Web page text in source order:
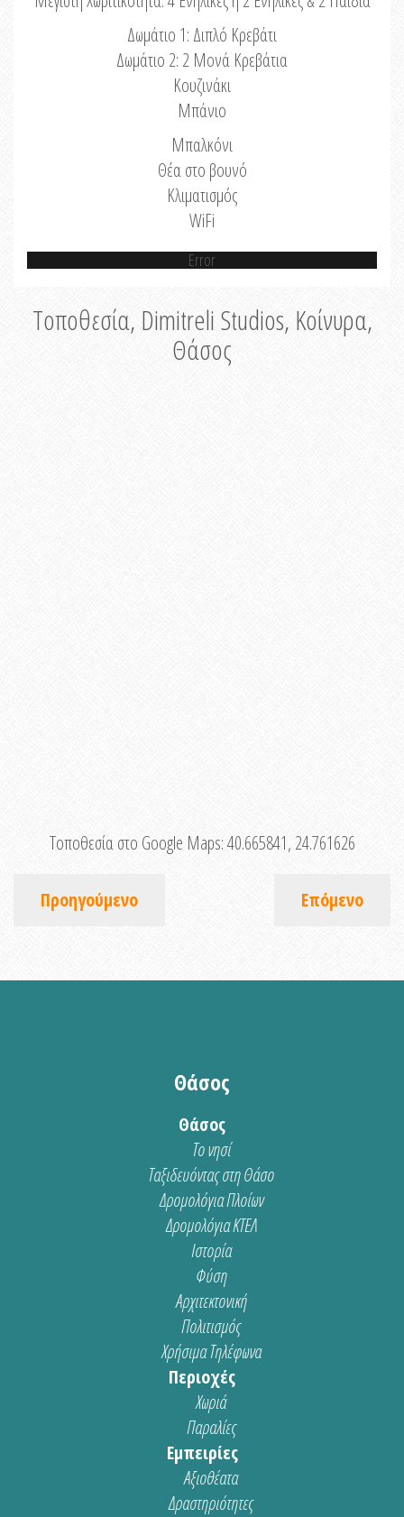
Δωμάτιο 1: Διπλό Κρεβάτι
Δωμάτιο 2: 2 Μονά Κρεβάτια
Κουζινάκι
Μπάνιο
Μπαλκόνι
Θέα στο βουνό
Κλιματισμός
WiFi
Error
Τοποθεσία, Dimitreli Studios, Κοίνυρα,
Θάσος
Τοποθεσία στο Google Maps:40.665841, 24.761626
Προηγούμενο Επόμενο
Θάσος
Θάσος
Το νησί
Ταξιδευόντας στη Θάσο
Δρομολόγια Πλοίων
Δρομολόγια ΚΤΕΛ
Ιστορία
Φύση
Αρχιτεκτονική
Πολιτισμός
Χρήσιμα Τηλέφωνα
Περιοχές
Χωριά
Παραλίες
Εμπειρίες
Αξιοθέατα
Δραστηριότητες